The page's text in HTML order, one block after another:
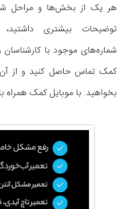
هر یک از بخش‌ها و مراحل
توضیحات بیشتری
شماره‌های موجود با کارشناسان
کمک تماس حاصل کنید و از
بخواهید. با موبایل کمک همراه